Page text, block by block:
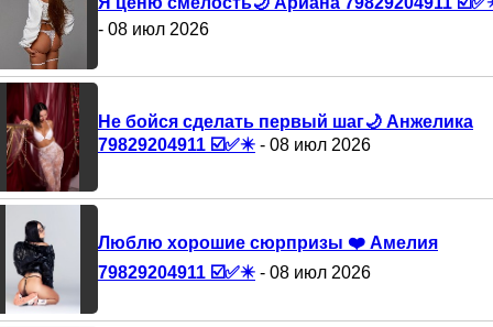
- 08 июл 2026
Не бойся сделать первый шаг🌙 Анжелика
79829204911 ☑️✅✴️ - 08 июл 2026
Люблю хорошие сюрпризы ❤️ Амелия
79829204911 ☑️✅✴️ - 08 июл 2026